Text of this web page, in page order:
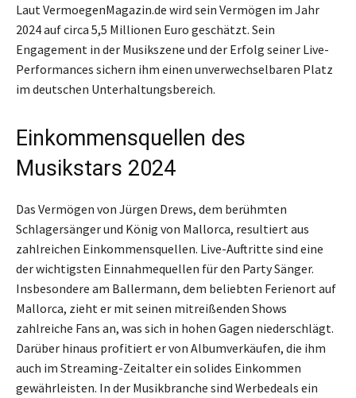
Laut VermoegenMagazin.de wird sein Vermögen im Jahr
2024 auf circa 5,5 Millionen Euro geschätzt. Sein
Engagement in der Musikszene und der Erfolg seiner Live-
Performances sichern ihm einen unverwechselbaren Platz
im deutschen Unterhaltungsbereich.
Einkommensquellen des
Musikstars 2024
Das Vermögen von Jürgen Drews, dem berühmten
Schlagersänger und König von Mallorca, resultiert aus
zahlreichen Einkommensquellen. Live-Auftritte sind eine
der wichtigsten Einnahmequellen für den Party Sänger.
Insbesondere am Ballermann, dem beliebten Ferienort auf
Mallorca, zieht er mit seinen mitreißenden Shows
zahlreiche Fans an, was sich in hohen Gagen niederschlägt.
Darüber hinaus profitiert er von Albumverkäufen, die ihm
auch im Streaming-Zeitalter ein solides Einkommen
gewährleisten. In der Musikbranche sind Werbedeals ein